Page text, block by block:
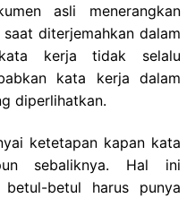
asli menerangkan
diterjemahkan dalam
kerja tidak selalu
kata kerja dalam
diperlihatkan.
ketetapan kapan kata
sebaliknya. Hal ini
betul-betul harus punya